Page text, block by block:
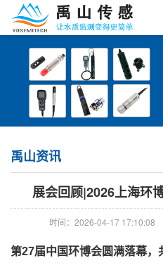
禹山资讯
展会回顾|2026上海环
时间：2026-04-17 17:10:08
第27届中国环博会圆满落幕，